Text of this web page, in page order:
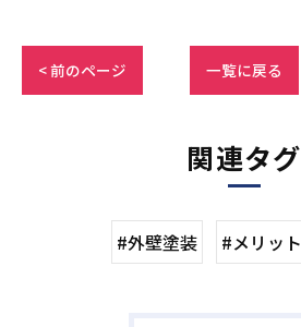
< 前のページ 一覧に戻る
関連タグ
#外壁塗装 #メリット